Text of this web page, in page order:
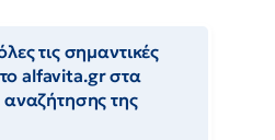
τις σημαντικές
το alfavita.gr στα
της